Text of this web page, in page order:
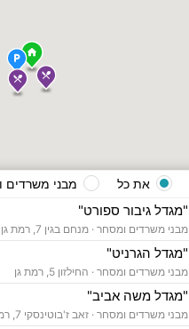
"מגדל גיבור ספורט"
מבני משרדים ומסחר · מנחם בגין 7, רמת גן
"מגדל הגרניט"
מבני משרדים ומסחר · החילזון 5, רמת גן
"מגדל משה אביב"
מבני משרדים ומסחר · זאב ז'בוטינסקי 7, רמת גן
את כל מבני משרדים